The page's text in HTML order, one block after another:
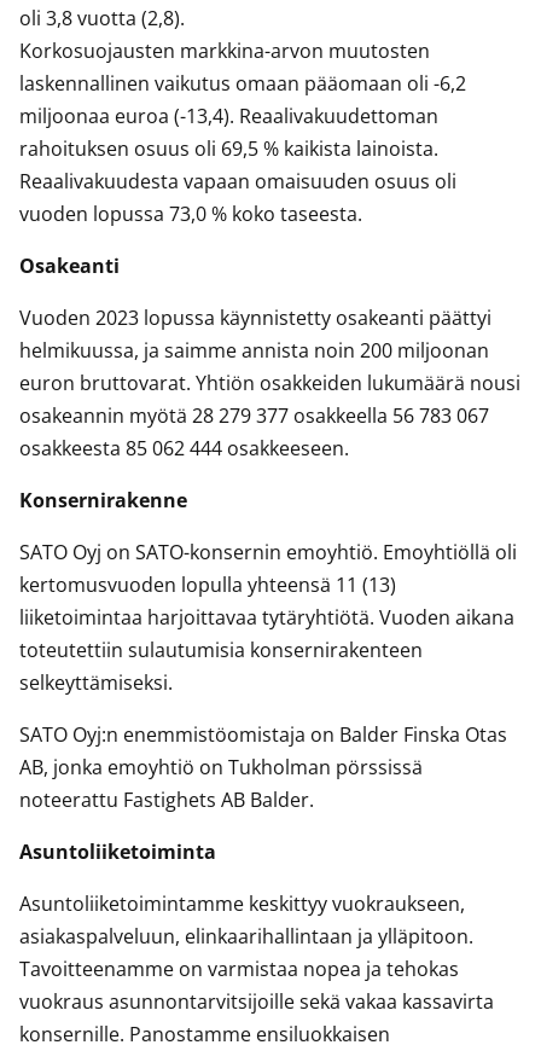
oli 3,8 vuotta (2,8).
Korkosuojausten markkina-arvon muutosten
laskennallinen vaikutus omaan pääomaan oli -6,2
miljoonaa euroa (-13,4). Reaalivakuudettoman
rahoituksen osuus oli 69,5 % kaikista lainoista.
Reaalivakuudesta vapaan omaisuuden osuus oli
vuoden lopussa 73,0 % koko taseesta.
Osakeanti
Vuoden 2023 lopussa käynnistetty osakeanti päättyi
helmikuussa, ja saimme annista noin 200 miljoonan
euron bruttovarat. Yhtiön osakkeiden lukumäärä nousi
osakeannin myötä 28 279 377 osakkeella 56 783 067
osakkeesta 85 062 444 osakkeeseen.
Konsernirakenne
SATO Oyj on SATO-konsernin emoyhtiö. Emoyhtiöllä oli
kertomusvuoden lopulla yhteensä 11 (13)
liiketoimintaa harjoittavaa tytäryhtiötä. Vuoden aikana
toteutettiin sulautumisia konsernirakenteen
selkeyttämiseksi.
SATO Oyj:n enemmistöomistaja on Balder Finska Otas
AB, jonka emoyhtiö on Tukholman pörssissä
noteerattu Fastighets AB Balder.
Asuntoliiketoiminta
Asuntoliiketoimintamme keskittyy vuokraukseen,
asiakaspalveluun, elinkaarihallintaan ja ylläpitoon.
Tavoitteenamme on varmistaa nopea ja tehokas
vuokraus asunnontarvitsijoille sekä vakaa kassavirta
konsernille. Panostamme ensiluokkaisen